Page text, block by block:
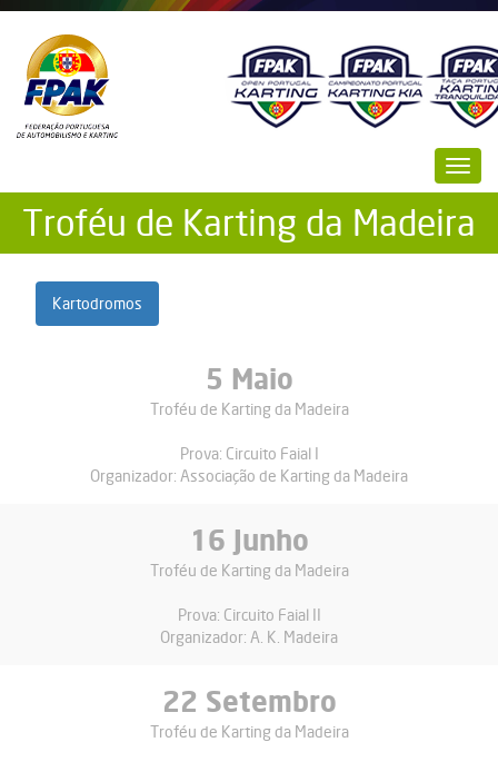
conteúdo
principal
Troféu de Karting da Madeira
Kartodromos
5 Maio
Troféu de Karting da Madeira
Prova: Circuito Faial I
Organizador: Associação de Karting da Madeira
16 Junho
Troféu de Karting da Madeira
Prova: Circuito Faial II
Organizador: A. K. Madeira
22 Setembro
Troféu de Karting da Madeira